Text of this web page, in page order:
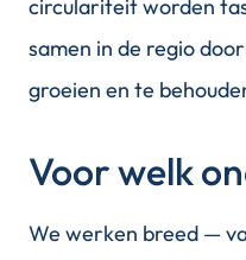
circulariteit worden
samen in de regio
groeien en te
Voor welk
We werken breed —